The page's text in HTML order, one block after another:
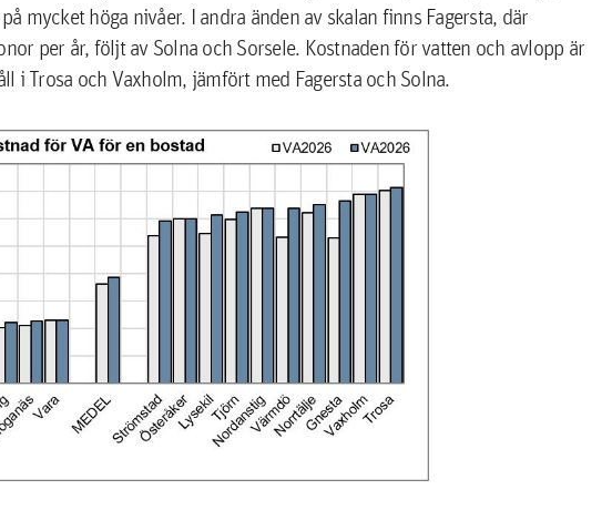
mycket höga nivåer. I andra änden av skalan finns Fagersta, där
per år, följt av Solna och Sorsele. Kostnaden för vatten och avlopp är
Trosa och Vaxholm, jämfört med Fagersta och Solna.